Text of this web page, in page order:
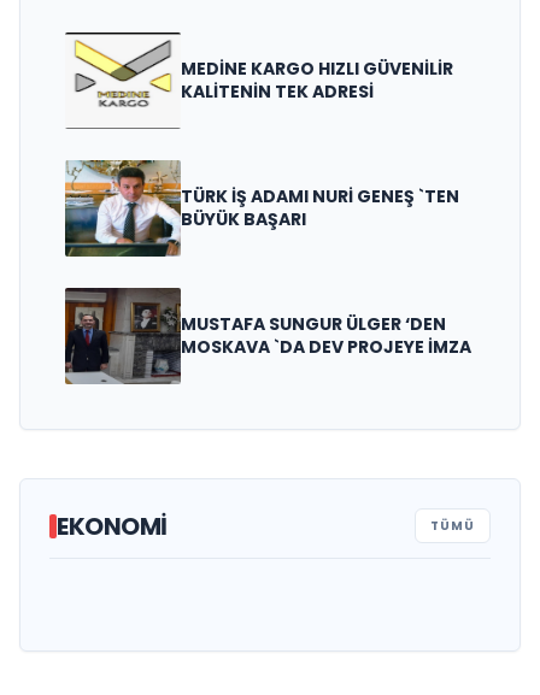
MEDİNE KARGO HIZLI GÜVENİLİR
KALİTENİN TEK ADRESİ
TÜRK İŞ ADAMI NURİ GENEŞ `TEN
BÜYÜK BAŞARI
MUSTAFA SUNGUR ÜLGER ‘DEN
MOSKAVA `DA DEV PROJEYE İMZA
EKONOMİ TÜMÜ
TÜSİKON GENEL BAŞKANI ORHAN
AZİZ AKKUŞ `TAN “KÛT’ÜL-AMÂRE ZAFERİ”